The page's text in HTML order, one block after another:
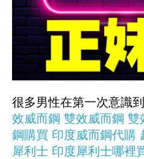
很多男性在第一次意識
效威而鋼 雙效威而鋼 雙
鋼購買 印度威而鋼代購
犀利士 印度犀利士哪裡